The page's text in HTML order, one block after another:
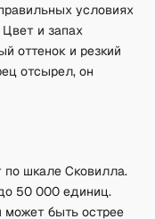
условиях
Цвет и запах
оттенок и резкий
отсырел, он
по шкале Сковилла.
50 000 единиц.
может быть острее